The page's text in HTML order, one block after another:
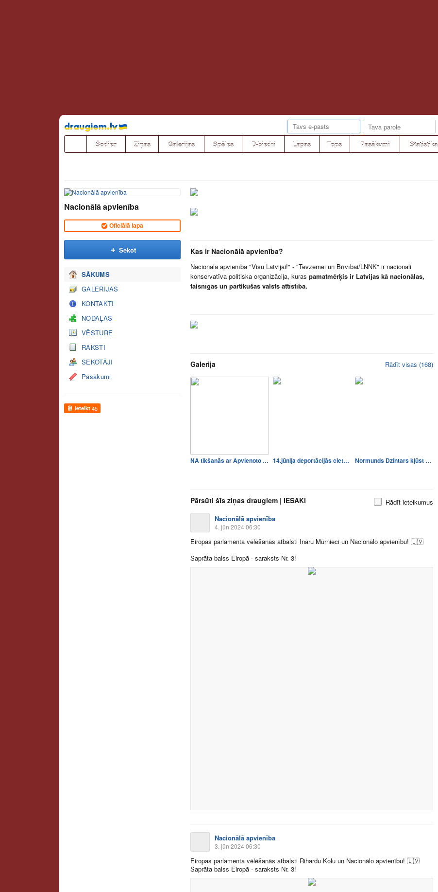
Pāriet
uz
saturu
Šodien Ziņas Galerijas Spēles D-biedri Lapas Tops Pasākumi Statistika
Nacionālā apvienība
Oficiālā lapa
Sekot
SĀKUMS
GALERIJAS
KONTAKTI
NODAĻAS
VĒSTURE
RAKSTI
SEKOTĀJI
Pasākumi
Ieteikt 45
Kas ir Nacionālā apvienība?
Nacionālā apvienība "Visu Latvijai!" - "Tēvzemei un Brīvībai/LNNK" ir nacionāli
konservatīva politiska organizācija, kuras pamatmērķis ir Latvijas kā nacionālas,
taisnīgas un pārtikušas valsts attīstība.
Galerija Rādīt visas (168)
NA tikšanās ar Apvienoto sa… 14.jūnija deportācijās ciet… Normunds Dzintars kļūst par…
Pārsūti šīs ziņas draugiem | IESAKI
Rādīt ieteikumus
Nacionālā apvienība
4. jūn 2024 06:30
Eiropas parlamenta vēlēšanās atbalsti Ināru Mūrnieci un Nacionālo apvienību! 🇱🇻
Saprāta balss Eiropā - saraksts Nr. 3!
Nacionālā apvienība
3. jūn 2024 06:30
Eiropas parlamenta vēlēšanās atbalsti Rihardu Kolu un Nacionālo apvienību! 🇱🇻
Saprāta balss Eiropā - saraksts Nr. 3!